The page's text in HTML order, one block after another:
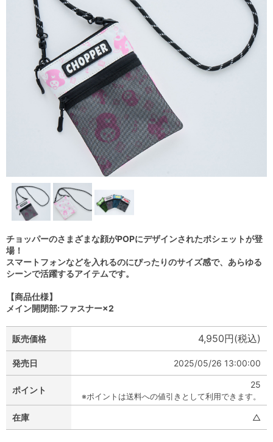
チョッパーのさまざまな顔がPOPにデザインされたポシェットが登
場！
スマートフォンなどを入れるのにぴったりのサイズ感で、あらゆる
シーンで活躍するアイテムです。
【商品仕様】
メイン開閉部:ファスナー×2
販売価格 4,950円(税込)
発売日 2025/05/26 13:00:00
ポイント
25
※ポイントは送料への値引きとして利用できます。
在庫 △